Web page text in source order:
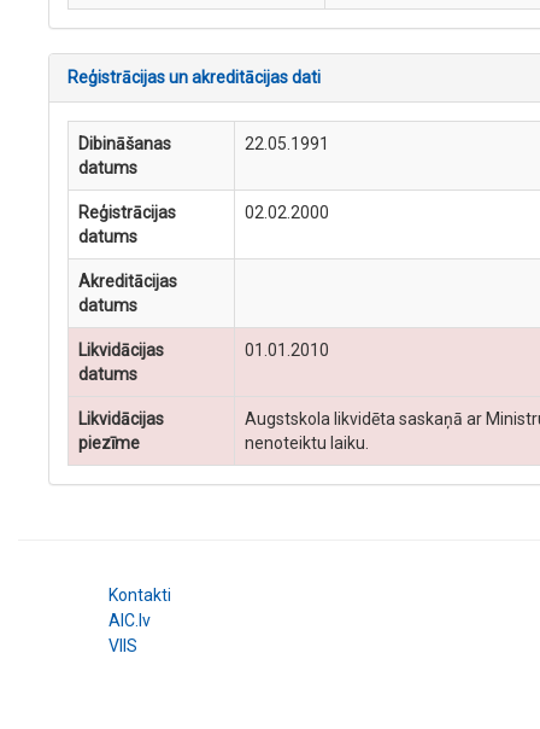
Reģistrācijas un akreditācijas dati
Dibināšanas
datums
22.05.1991
Reģistrācijas
datums
02.02.2000
Akreditācijas
datums
Likvidācijas
datums
01.01.2010
Likvidācijas
piezīme
Augstskola likvidēta saskaņā ar
nenoteiktu laiku.
Kontakti
AIC.lv
VIIS